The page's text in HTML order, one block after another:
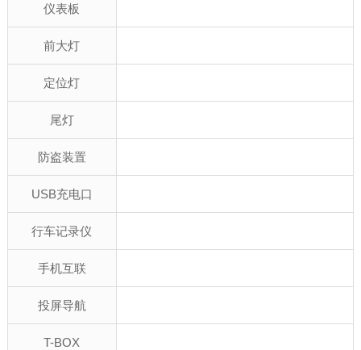
仪表板
前大灯
定位灯
尾灯
防盗装置
USB充电口
行车记录仪
手机互联
投屏导航
T-BOX